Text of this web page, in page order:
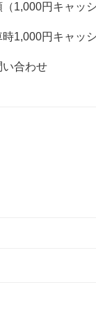
1,000円キャッ
1,000円キャッ
い合わせ